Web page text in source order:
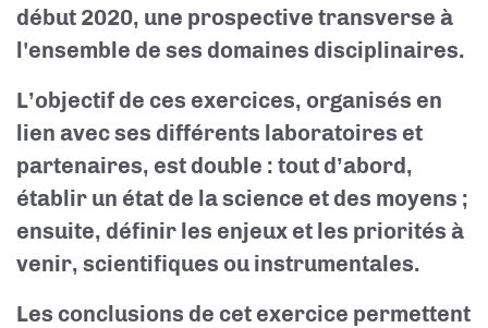
début 2020, une prospective transverse à
l'ensemble de ses domaines disciplinaires.
L’objectif de ces exercices, organisés en
lien avec ses différents laboratoires et
partenaires, est double : tout d’abord,
établir un état de la science et des moyens ;
ensuite, définir les enjeux et les priorités à
venir, scientifiques ou instrumentales.
Les conclusions de cet exercice permettent